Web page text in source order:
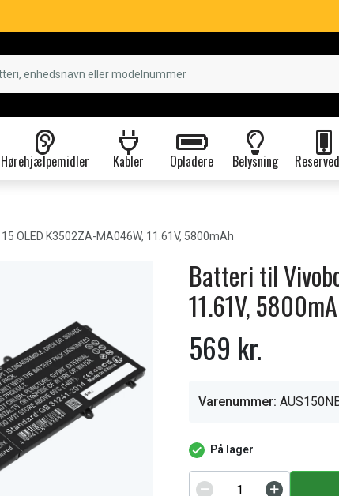
Hørehjælpemidler Kabler Opladere Belysning
OLED K3502ZA-MA046W, 11.61V, 5800mAh
Batteri til
11.61V,
569 kr.
Varenummer:
På lager